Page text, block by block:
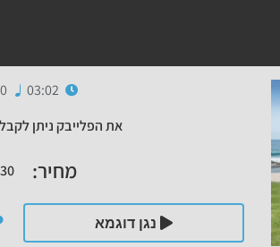
03:02
0
את הפלייבק ניתן
מחיר:
נגן דוגמא